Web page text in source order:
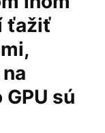
ťažiť
sú